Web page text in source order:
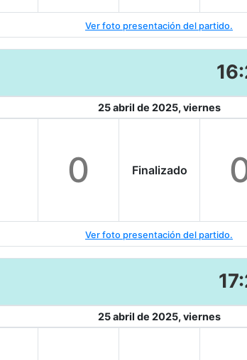
Ver foto presentación del partido.
25 abril de 2025, viernes
0 Finalizado
Ver foto presentación del partido.
25 abril de 2025, viernes